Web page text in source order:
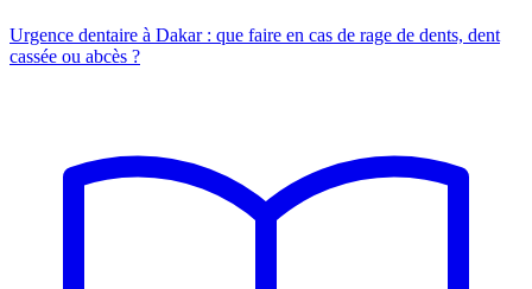
Urgence dentaire à Dakar : que faire en cas de rage de dents, dent
cassée ou abcès ?